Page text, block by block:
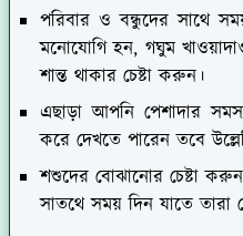
পরিবার ও বন্ধুদের সাথে
মনোযোগি হন, গঘুম
শান্ত থাকার চেষ্টা করুন।
এছাড়া আপনি পেশাদার
করে দেখতে পারেন তবে
শশুদের বোঝানোর চেষ্টা
সাতথে সময় দিন যাতে তারা